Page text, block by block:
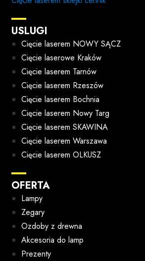
USLUGI
Cięcie laserem NOWY SĄCZ
Cięcie laserowe Kraków
Cięcie laserem Tarnów
Cięcie laserem Rzeszów
Cięcie laserem Bochnia
Cięcie laserem Nowy Targ
Cięcie laserem SKAWINA
Cięcie laserem Warszawa
Cięcie laserem OLKUSZ
OFERTA
Lampy
Zegary
Ozdoby z drewna
Akcesoria do lamp
Prezenty